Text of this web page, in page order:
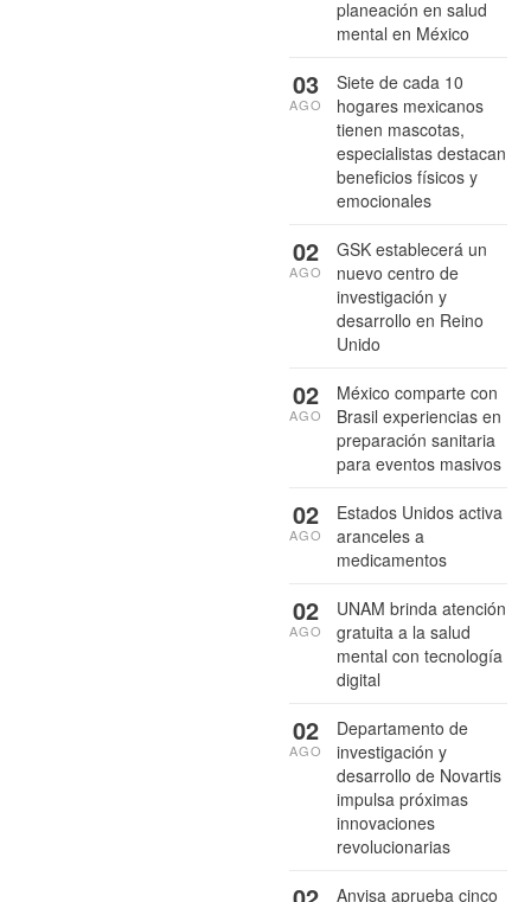
planeación en salud
mental en México
Siete de cada 10
hogares mexicanos
tienen mascotas,
especialistas destacan
beneficios físicos y
emocionales
03
AGO
GSK establecerá un
nuevo centro de
investigación y
desarrollo en Reino
Unido
02
AGO
México comparte con
Brasil experiencias en
preparación sanitaria
para eventos masivos
02
AGO
Estados Unidos activa
aranceles a
medicamentos
02
AGO
UNAM brinda atención
gratuita a la salud
mental con tecnología
digital
02
AGO
Departamento de
investigación y
desarrollo de Novartis
impulsa próximas
innovaciones
revolucionarias
02
AGO
Anvisa aprueba cinco